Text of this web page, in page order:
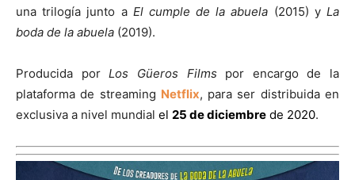
una trilogía junto a El cumple de la abuela (2015) yLa
boda de la abuela (2019).
Producida porLos Güeros Films por encargo de la
plataforma de streaming Netflix, para ser distribuida en
exclusiva a nivel mundial el 25 de diciembre de 2020.